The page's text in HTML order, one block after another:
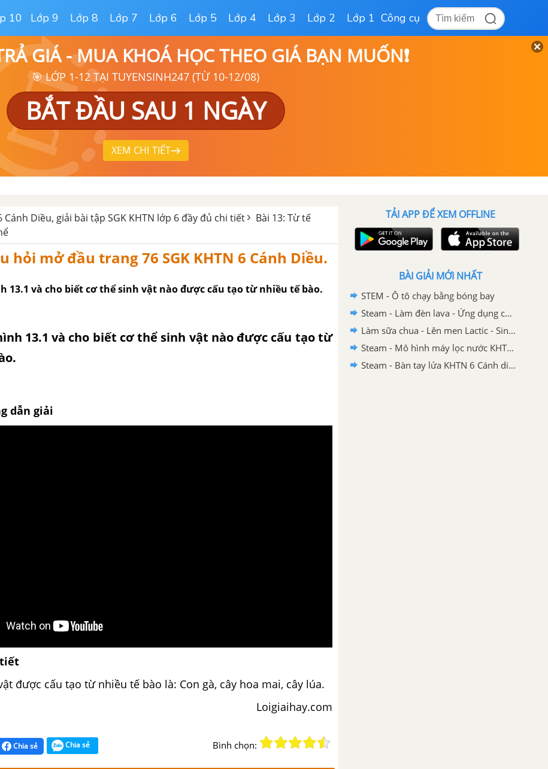
10 Lớp 9 Lớp 8 Lớp 7 Lớp 6 Lớp 5 Lớp 4 Lớp 3 Lớp 2 Lớp 1 Công cụ
GIÁ - MUA KHOÁ HỌC THEO GIÁ BẠN MUỐN❗
🎯 LỚP 1-12 TẠI TUYENSINH247 (TỪ 10-12/08)
BẮT ĐẦU SAU 1 NGÀY
XEM CHI TIẾT
Cánh Diều, giải bài tập SGK KHTN lớp 6 đầy đủ chi tiết
Bài 13: Từ tế
hỏi mở đầu trang 76 SGK KHTN 6 Cánh Diều.
13.1 và cho biết cơ thể sinh vật nào được cấu tạo từ nhiều tế bào.
13.1 và cho biết cơ thể sinh vật nào được cấu tạo từ
dẫn giải
được cấu tạo từ nhiều tế bào là: Con gà, cây hoa mai, cây lúa.
Loigiaihay.com
Chia sẻ Chia sẻ Bình chọn:
TẢI APP ĐỂ XEM OFFLINE
BÀI GIẢI MỚI NHẤT
STEM - Ô tô chạy bằng bóng bay
Steam - Làm đèn lava - Ứng dụng của nhũ tương KHTN 6 - Cánh diều
Làm sữa chua - Lên men Lactic - Sinh trưởng và phát triển của vi sinh vật
Steam - Mô hình máy lọc nước KHTN 6 Cánh diều
Steam - Bàn tay lửa KHTN 6 Cánh diều